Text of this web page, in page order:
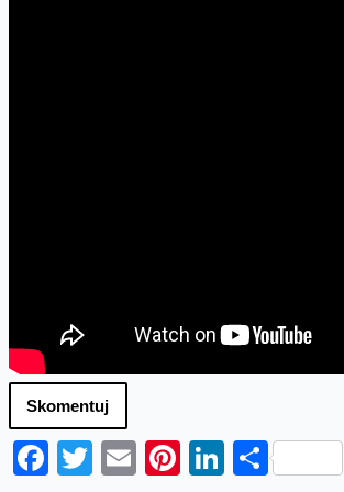
Skomentuj
Facebook
Twitter
EmailPinterest
LinkedIn
Share